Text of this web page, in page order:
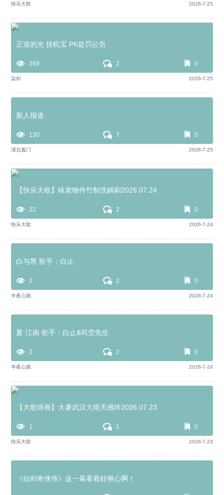
快乐大歌 2026-7-25
正道的光 挂机宝 PK处罚公告
259 2 0
柒剑 2026-7-25
新人报道
130 7 0
漠北孤门 2026-7-25
【快乐大歌】咏老物件竹制洗鍋刷2026.07.24
22 2 0
快乐大歌 2026-7-24
白与黑 歌手：白止
2 2 0
半夜心跳 2026-7-24
夏·江南 歌手：白止&司空先生
2 2 0
半夜心跳 2026-7-24
【大歌诗画】大暑武汉大雨天感吟2026.07.23
1 1 0
快乐大歌 2026-7-23
《仙剑奇侠传》这一幕看着好揪心啊！